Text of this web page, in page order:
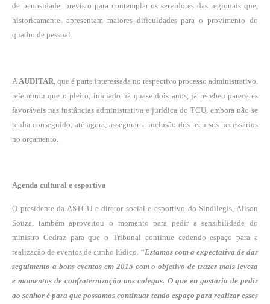
de penosidade, previsto para contemplar os servidores das regionais que,
historicamente, apresentam maiores dificuldades para o provimento do
quadro de pessoal.
A AUDITAR , que é parte interessada no respectivo processo administrativo,
relembrou que o pleito, iniciado há quase dois anos, já recebeu pareceres
favoráveis nas instâncias administrativa e jurídica do TCU, embora não se
tenha conseguido, até agora, assegurar a inclusão dos recursos necessários
no orçamento.
Agenda cultural e esportiva
O presidente da ASTCU e diretor social e esportivo do Sindilegis, Alison
Souza, também aproveitou o momento para pedir a sensibilidade do
ministro Cedraz para que o Tribunal continue cedendo espaço para a
realização de eventos de cunho lúdico. “Estamos com a expectativa de dar
seguimento a bons eventos em 2015 com o objetivo de trazer mais leveza
e momentos de confraternização aos colegas. O que eu gostaria de pedir
ao senhor é para que possamos continuar tendo espaço para realizar esses